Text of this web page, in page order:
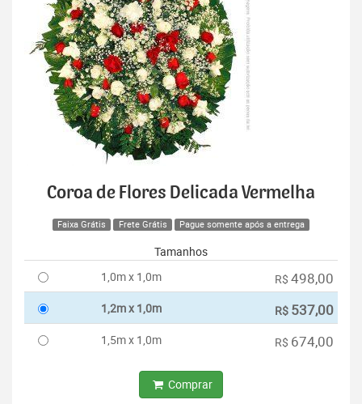
Coroa de Flores Delicada Vermelha
Faixa Grátis Frete Grátis Pague somente após a entrega
Tamanhos
1,0m x 1,0m
R$ 498,00
1,2m x 1,0m R$ 537,00
1,5m x 1,0m R$ 674,00
Comprar